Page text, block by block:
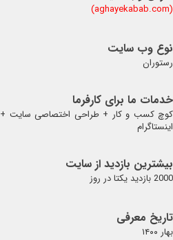
(aghayekabab.com)
نوع وب سایت
رستوران
خدمات ما برای کارفرما
کوچ کسب و کار + طراحی اختصاصی سایت
اینستاگرام
بیشترین بازدید از سایت
2000 بازدید یکتا در روز
تاریخ معرفی
بهار ۱۴۰۰